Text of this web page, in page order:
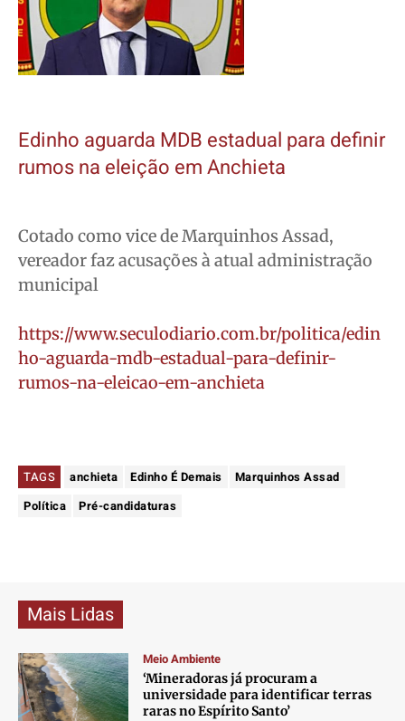
Edinho aguarda MDB estadual para definir
rumos na eleição em Anchieta
Cotado como vice de Marquinhos Assad,
vereador faz acusações à atual administração
municipal
https://www.seculodiario.com.br/politica/edin
ho-aguarda-mdb-estadual-para-definir-
rumos-na-eleicao-em-anchieta
TAGS anchieta Edinho É Demais
Marquinhos Assad
Política
Pré-candidaturas
Mais Lidas
Meio Ambiente
‘Mineradoras já procuram a
universidade para identificar terras
raras no Espírito Santo’